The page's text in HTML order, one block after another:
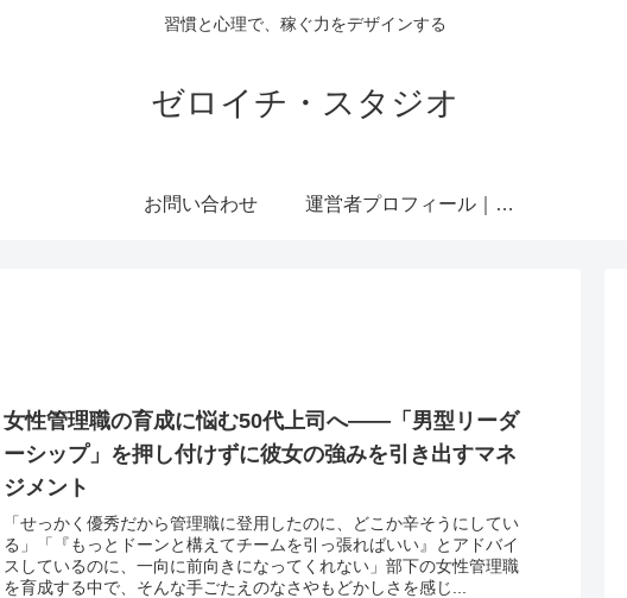
習慣と心理で、稼ぐ力をデザインする
ゼロイチ・スタジオ
お問い合わせ 運営者プロフィール｜ミライジュウ
女性管理職の育成に悩む50代上司へ——「男型リーダ
ーシップ」を押し付けずに彼女の強みを引き出すマネ
ジメント
「せっかく優秀だから管理職に登用したのに、どこか辛そうにしてい
る」「『もっとドーンと構えてチームを引っ張ればいい』とアドバイ
スしているのに、一向に前向きになってくれない」部下の女性管理職
を育成する中で、そんな手ごたえのなさやもどかしさを感じ...